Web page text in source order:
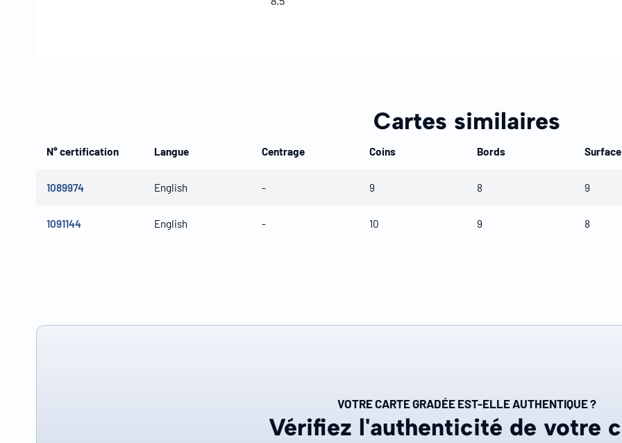
Cartes similaires
N° certification Langue Centrage Coins Bords Surface
1089974 English - 9 8 9
1091144 English - 10 9 8
VOTRE CARTE GRADÉE EST-ELLE AUTHENTIQUE ?
Vérifiez l'authenticité de votre